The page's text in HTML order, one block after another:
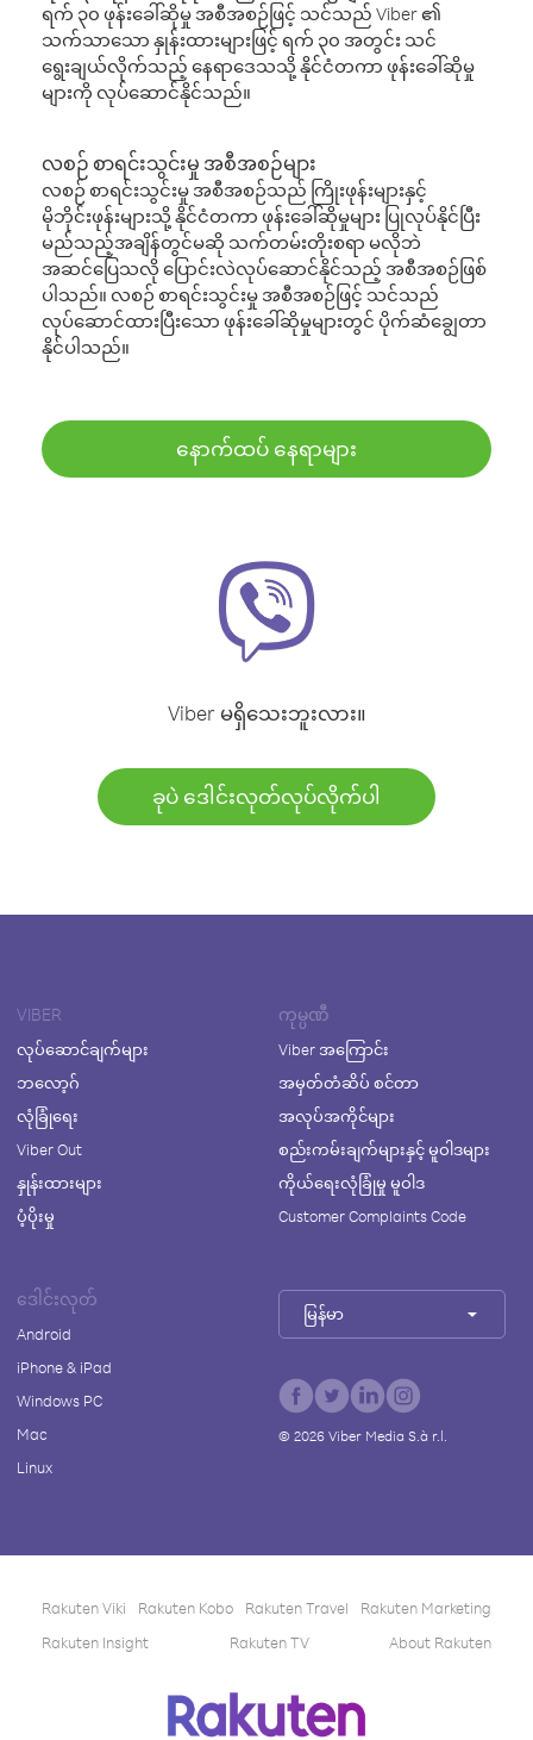
ရက် ၃၀ ဖုန်းခေါ်ဆိုမှု အစီအစဉ်ဖြင့် သင်သည် Viber ၏
သက်သာသော နှုန်းထားများဖြင့် ရက် ၃၀ အတွင်း သင်
ရွေးချယ်လိုက်သည့် နေရာဒေသသို့ နိုင်ငံတကာ ဖုန်းခေါ်ဆိုမှု
များကို လုပ်ဆောင်နိုင်သည်။
လစဉ် စာရင်းသွင်းမှု အစီအစဉ်များ
လစဉ် စာရင်းသွင်းမှု အစီအစဉ်သည် ကြိုးဖုန်းများနှင့်
မိုဘိုင်းဖုန်းများသို့ နိုင်ငံတကာ ဖုန်းခေါ်ဆိုမှုများ ပြုလုပ်နိုင်ပြီး
မည်သည့်အချိန်တွင်မဆို သက်တမ်းတိုးစရာ မလိုဘဲ
အဆင်ပြေသလို ပြောင်းလဲလုပ်ဆောင်နိုင်သည့် အစီအစဉ်ဖြစ်
ပါသည်။ လစဉ် စာရင်းသွင်းမှု အစီအစဉ်ဖြင့် သင်သည်
လုပ်ဆောင်ထားပြီးသော ဖုန်းခေါ်ဆိုမှုများတွင် ပိုက်ဆံချွေတာ
နိုင်ပါသည်။
နောက်ထပ် နေရာများ
Viber မရှိသေးဘူးလား။
ခုပဲ ဒေါင်းလုတ်လုပ်လိုက်ပါ
VIBER
လုပ်ဆောင်ချက်များ
ဘလော့ဂ်
လုံခြုံရေး
Viber Out
နှုန်းထားများ
ပံ့ပိုးမှု
ကုမ္ပဏီ
Viber အကြောင်း
အမှတ်တံဆိပ် စင်တာ
အလုပ်အကိုင်များ
စည်းကမ်းချက်များနှင့် မူဝါဒများ
ကိုယ်ရေးလုံခြုံမှု မူဝါဒ
Customer Complaints Code
ဒေါင်းလုတ်
Android
iPhone & iPad
Windows PC
Mac
Linux
မြန်မာ
© 2026Viber Media S.à r.l.
Rakuten Viki Rakuten Kobo Rakuten Travel
Rakuten Marketing
Rakuten Insight
Rakuten TV About Rakuten